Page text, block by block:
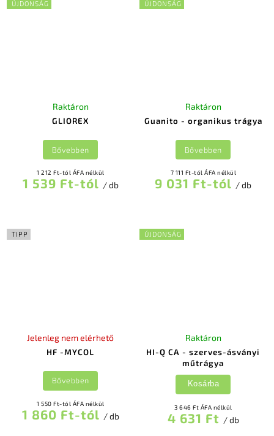
ÚJDONSÁG
GLIOREX
Raktáron
1 212 Ft-tól ÁFA nélkül
1 539 Ft-tól / db
Bővebben
ÚJDONSÁG
Guanito - organikus trágya
Raktáron
7 111 Ft-tól ÁFA nélkül
9 031 Ft-tól / db
Bővebben
TIPP
HF -MYCOL
Jelenleg nem elérhető
1 550 Ft-tól ÁFA nélkül
1 860 Ft-tól / db
Bővebben
ÚJDONSÁG
HI-Q CA - szerves-ásványi
műtrágya
Raktáron
3 646 Ft ÁFA nélkül
4 631 Ft / db
Kosárba